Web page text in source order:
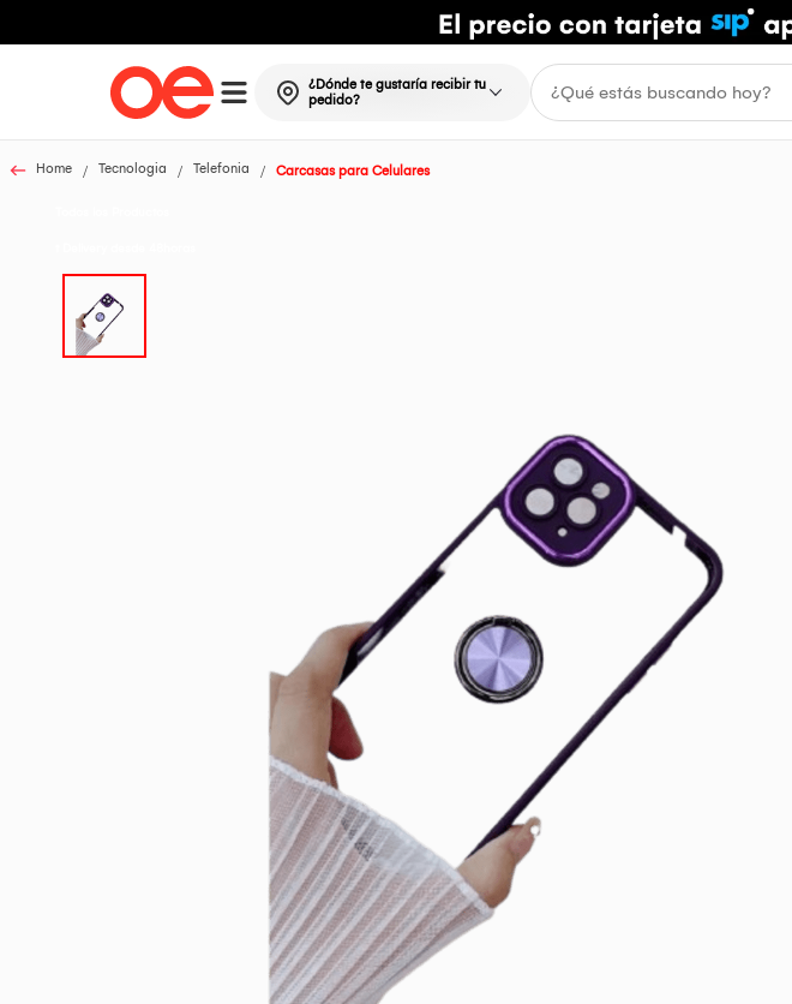
¿Dónde te gustaría recibir tu
pedido?
Home Tecnologia Telefonia Carcasas para Celulares